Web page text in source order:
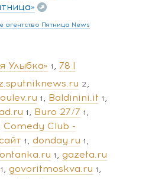
Пятница News
Улыбка» 1
78 |
2
1 Baldinini.it 1
1 Buro 27/7 1
Comedy Club -
1 donday.ru 1
1 gazeta.ru
1 govoritmoskva.ru 1